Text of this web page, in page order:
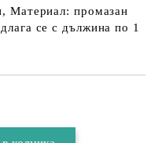
Материал: промазан
се с дължина по 1